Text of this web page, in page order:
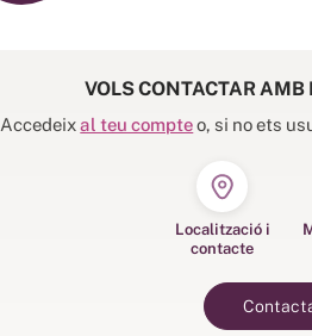
VOLS CONTACTAR AMB
Accedeixal teu compteo, si no ets
Localització i
contacte